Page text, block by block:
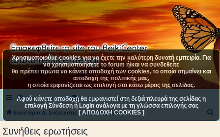
Συχνές ερωτήσεις Επικοινωνήστε μαζί μας
Ευρετήριο Δ. Συζήτησης Συνήθεις ερωτήσεις
Συνήθεις ερωτήσεις
Χρησιμοποιούμε cookies για να έχετε την καλύτερη δυνατή εμπειρία. Για
να χρησιμοποιήσετε το forum ή/και να συνδεθείτε
θα πρέπει πρώτα να κάνετε αποδοχή των cookies, το οποίο σημαίνει και
αποδοχή της πολιτικής μας,
η οποία εμφανίζεται ως επιλογή στο κάτω μέρος της σελίδας.
Αφού κάνετε αποδοχή θα εμφανιστεί στη δεξιά πλευρά της σελίδας η
επιλογή Σύνδεση ή Login ανάλογα με τη γλώσσα επιλογής σας
[ ΑΠΟΔΟΧΗ COOKIES ]